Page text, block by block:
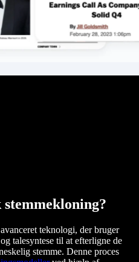
teknologi, der bruger
talesyntese til at efterligne de
stemme. Denne proces